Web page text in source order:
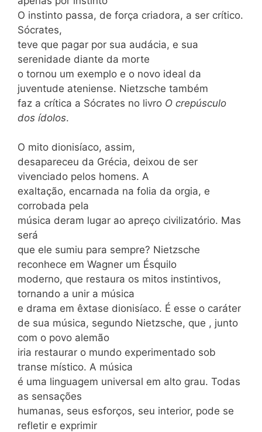
O instinto passa, de força criadora, a ser crítico.
Sócrates,
teve que pagar por sua audácia, e sua
serenidade diante da morte
o tornou um exemplo e o novo ideal da
juventude ateniense. Nietzsche também
faz a crítica a Sócrates no livro O crepúsculo
dos ídolos.
O mito dionisíaco, assim,
desapareceu da Grécia, deixou de ser
vivenciado pelos homens. A
exaltação, encarnada na folia da orgia, e
corrobada pela
música deram lugar ao apreço civilizatório. Mas
será
que ele sumiu para sempre? Nietzsche
reconhece em Wagner um Ésquilo
moderno, que restaura os mitos instintivos,
tornando a unir a música
e drama em êxtase dionisíaco. É esse o caráter
de sua música, segundo Nietzsche, que , junto
com o povo alemão
iria restaurar o mundo experimentado sob
transe místico. A música
é uma linguagem universal em alto grau. Todas
as sensações
humanas, seus esforços, seu interior, pode se
refletir e exprimir